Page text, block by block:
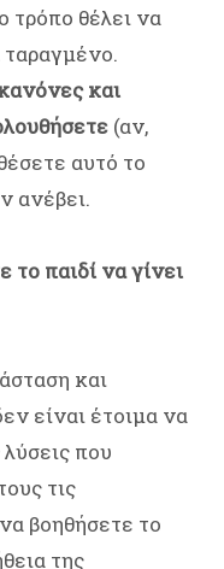
τρόπο θέλει να
ταραγμένο.
και
(αν,
αυτό το
ανέβει.
παιδί να γίνει
και
είναι έτοιμα να
που
τις
βοηθήσετε το
της